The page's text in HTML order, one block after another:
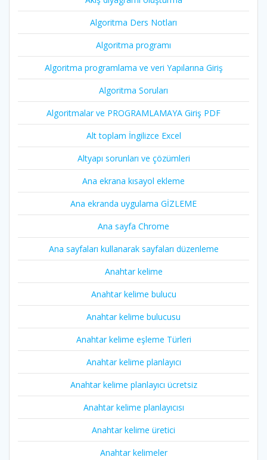
Algoritma Ders Notları
Algoritma programı
Algoritma programlama ve veri Yapılarına Giriş
Algoritma Soruları
Algoritmalar ve PROGRAMLAMAYA Giriş PDF
Alt toplam İngilizce Excel
Altyapı sorunları ve çözümleri
Ana ekrana kısayol ekleme
Ana ekranda uygulama GİZLEME
Ana sayfa Chrome
Ana sayfaları kullanarak sayfaları düzenleme
Anahtar kelime
Anahtar kelime bulucu
Anahtar kelime bulucusu
Anahtar kelime eşleme Türleri
Anahtar kelime planlayıcı
Anahtar kelime planlayıcı ücretsiz
Anahtar kelime planlayıcısı
Anahtar kelime üretici
Anahtar kelimeler